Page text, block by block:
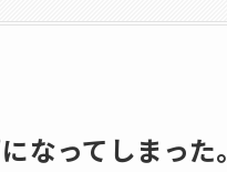
なってしまった。